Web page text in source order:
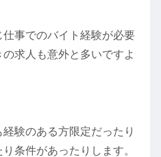
事でのバイト経験が必要
求人も意外と多いですよ
験のある方限定だったり
条件があったりします。